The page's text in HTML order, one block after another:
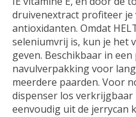
druivenextract profiteer je
antioxidanten. Omdat
seleniumvrij is, kun je het
geven. Beschikbaar in
navulverpakking voor
meerdere paarden. Voor
dispenser los verkrijgbaar
eenvoudig uit de jerrycan